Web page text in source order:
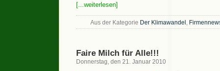
[...weiterlesen]
Aus der Kategorie Der Klimawandel ,
Faire Milch für Alle!!!
Donnerstag, den 21. Januar 2010